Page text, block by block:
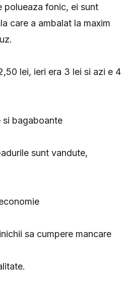
polueaza fonic, ei sunt
care a ambalat la maxim
lei, ieri era 3 lei si azi e 4
si bagaboante
sunt vandute,
sa cumpere mancare